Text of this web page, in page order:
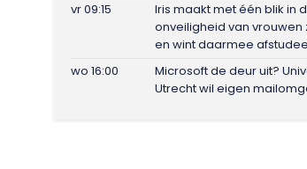
vr 09:15
Iris maakt met één blik in
onveiligheid van vrouwen
en wint daarmee
wo 16:00
Microsoft de deur uit?
Utrecht wil eigen